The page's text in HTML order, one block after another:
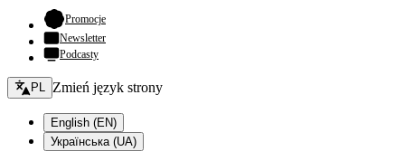
Promocje- otwiera się w nowej karcie
Newsletter
Podcasty
Zmień język - bieżący:
PL Zmień język strony
English (EN)
Українська (UA)